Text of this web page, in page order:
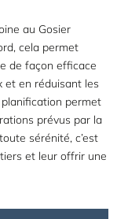
au Gosier
cela permet
de façon efficace
et en réduisant les
permet
prévus par la
sérénité, c’est
et leur offrir une